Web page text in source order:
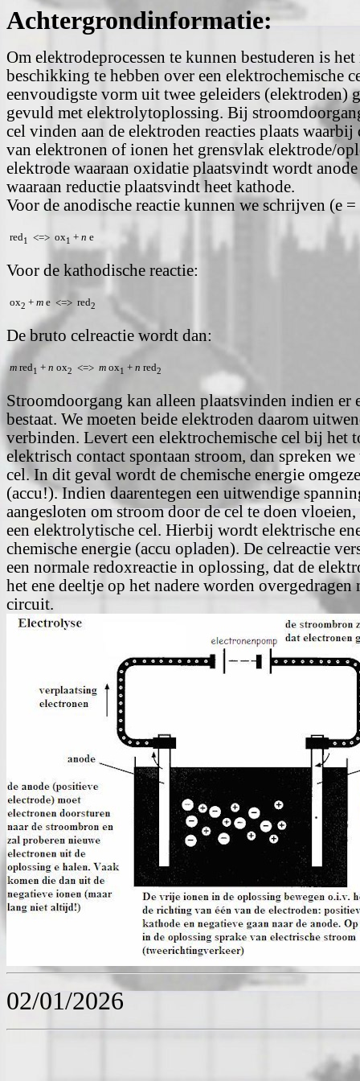
Achtergrondinformatie:
Om elektrodeprocessen te kunnen bestuderen is
beschikking te hebben over een elektrochemische
eenvoudigste vorm uit twee geleiders (elektroden)
gevuld met elektrolytoplossing. Bij
cel vinden aan de elektroden reacties plaats
van elektronen of ionen het grensvlak elektrode/
elektrode waaraan oxidatie plaatsvindt wordt
waaraan reductie plaatsvindt heet kathode.
Voor de anodische reactie kunnen we schrijven (e
red1 <=> ox1 + n e
Voor de kathodische reactie:
ox2 + m e <=> red2
De bruto celreactie wordt dan:
m red1 + n ox2 <=> m ox1 + n red2
Stroomdoorgang kan alleen plaatsvinden indien er
bestaat. We moeten beide elektroden daarom
verbinden. Levert een elektrochemische cel bij het
elektrisch contact spontaan stroom, dan spreken
cel. In dit geval wordt de chemische energie
(accu!). Indien daarentegen een uitwendige
aangesloten om stroom door de cel te doen
een elektrolytische cel. Hierbij wordt elektrische
chemische energie (accu opladen). De celreactie
een normale redoxreactie in oplossing, dat de
het ene deeltje op het nadere worden
circuit.
02/01/2026